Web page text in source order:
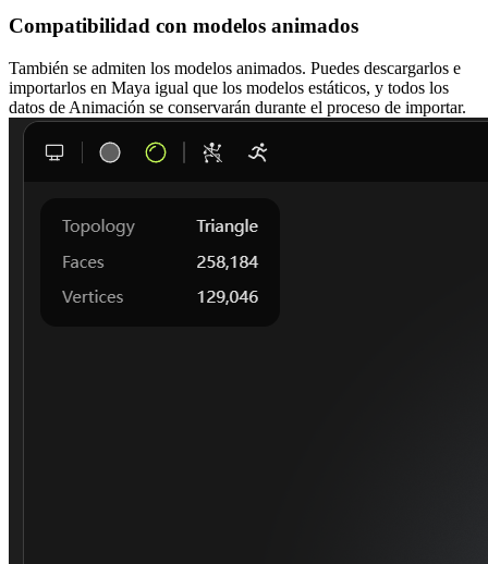
Compatibilidad con modelos animados
También se admiten los modelos animados. Puedes descargarlos e
importarlos en Maya igual que los modelos estáticos, y todos los
datos de Animación se conservarán durante el proceso de importar.